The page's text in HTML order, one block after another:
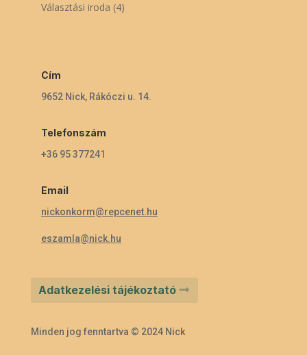
Választási iroda (4)
Cím
9652 Nick, Rákóczi u. 14.
Telefonszám
+36 95 377241
Email
nickonkorm@repcenet.hu
eszamla@nick.hu
Adatkezelési tájékoztató
Minden jog fenntartva © 2024 Nick